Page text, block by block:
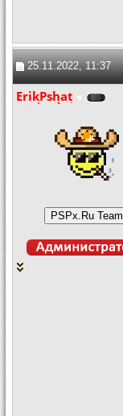
25.11.2022, 11:37
ErikPshat